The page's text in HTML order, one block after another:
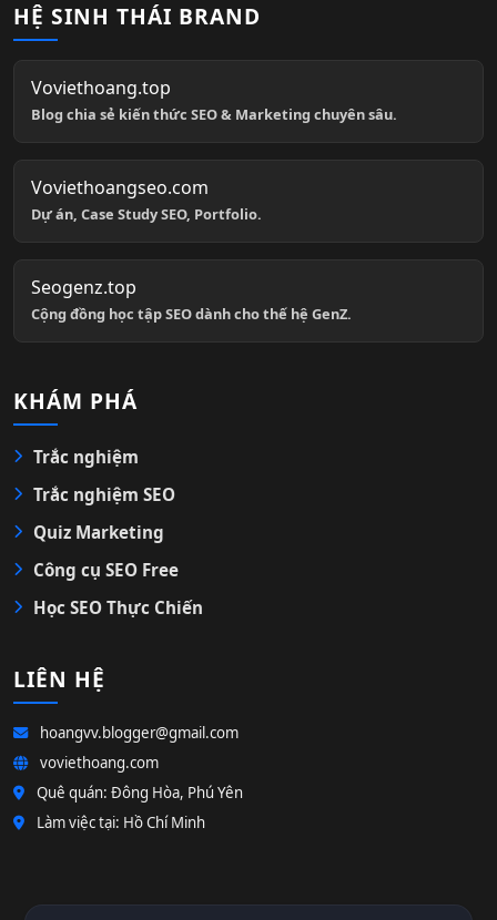
HỆ SINH THÁI BRAND
Voviethoang.top
Blog chia sẻ kiến thức SEO & Marketing chuyên sâu.
Voviethoangseo.com
Dự án, Case Study SEO, Portfolio.
Seogenz.top
Cộng đồng học tập SEO dành cho thế hệ GenZ.
KHÁM PHÁ
Trắc nghiệm
Trắc nghiệm SEO
Quiz Marketing
Công cụ SEO Free
Học SEO Thực Chiến
LIÊN HỆ
hoangvv.blogger@gmail.com
voviethoang.com
Quê quán: Đông Hòa, Phú Yên
Làm việc tại: Hồ Chí Minh